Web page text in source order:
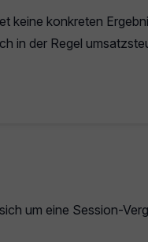
keine konkreten
in der Regel
um eine Session-